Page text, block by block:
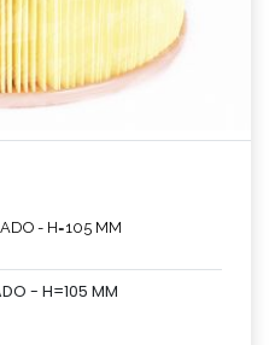
- H=105 MM
- H=105 MM